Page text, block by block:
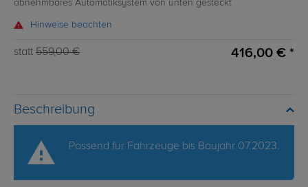
abnehmbares Automatiksystem von unten gesteckt
Hinweise beachten
statt 559,00 € 416,00 € *
Beschreibung
Passend für Fahrzeuge bis Baujahr 07.2023.